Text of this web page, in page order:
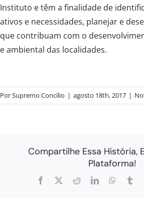
Instituto e têm a finalidade de
ativos e necessidades, planejar e
que contribuam com o
e ambiental das localidades.
PorSupremo Concílio | agosto 18th, 2017 |
Compartilhe Essa História,
Plataforma!
Facebook
X RedditLinkedIn